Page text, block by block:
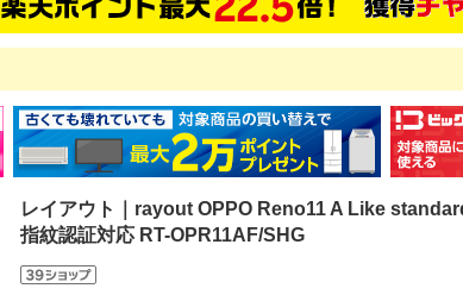
レイアウト｜rayout OPPO Reno11 A Like
指紋認証対応 RT-OPR11AF/SHG